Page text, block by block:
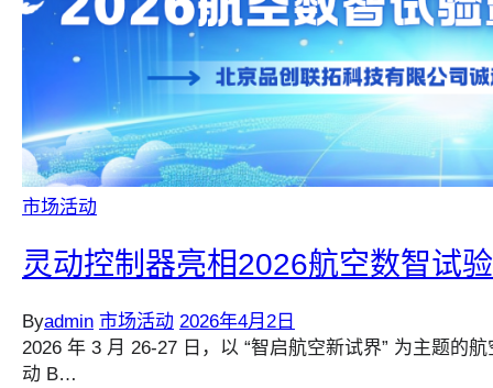
市场活动
灵动控制器亮相2026航空数智试
Byadmin 市场活动 2026年4月2日
2026 年 3 月 26-27 日，以 “智启航空新试界” 为主题的
动 B…